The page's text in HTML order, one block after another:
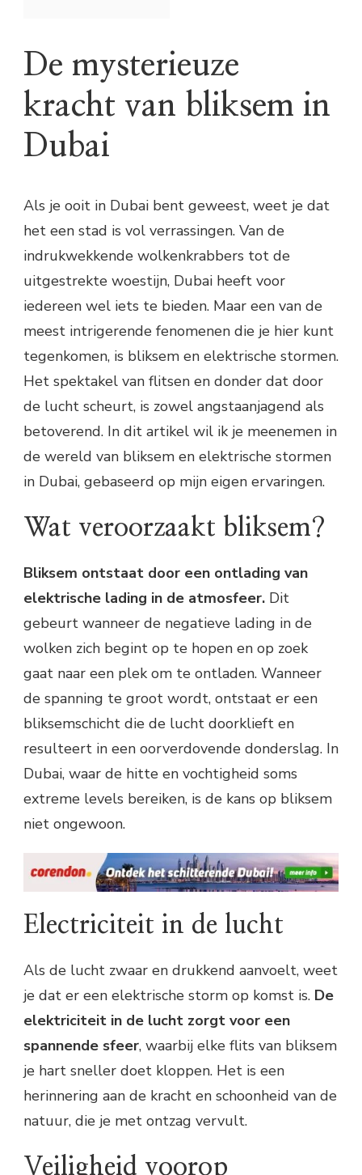
De mysterieuze
kracht van bliksem in
Dubai
Als je ooit in Dubai bent geweest, weet je dat
het een stad is vol verrassingen. Van de
indrukwekkende wolkenkrabbers tot de
uitgestrekte woestijn, Dubai heeft voor
iedereen wel iets te bieden. Maar een van de
meest intrigerende fenomenen die je hier kunt
tegenkomen, is bliksem en elektrische stormen.
Het spektakel van flitsen en donder dat door
de lucht scheurt, is zowel angstaanjagend als
betoverend. In dit artikel wil ik je meenemen in
de wereld van bliksem en elektrische stormen
in Dubai, gebaseerd op mijn eigen ervaringen.
Wat veroorzaakt bliksem?
Bliksem ontstaat door een ontlading van
elektrische lading in de atmosfeer. Dit
gebeurt wanneer de negatieve lading in de
wolken zich begint op te hopen en op zoek
gaat naar een plek om te ontladen. Wanneer
de spanning te groot wordt, ontstaat er een
bliksemschicht die de lucht doorklieft en
resulteert in een oorverdovende donderslag. In
Dubai, waar de hitte en vochtigheid soms
extreme levels bereiken, is de kans op bliksem
niet ongewoon.
Electriciteit in de lucht
Als de lucht zwaar en drukkend aanvoelt, weet
je dat er een elektrische storm op komst is. De
elektriciteit in de lucht zorgt voor een
spannende sfeer, waarbij elke flits van bliksem
je hart sneller doet kloppen. Het is een
herinnering aan de kracht en schoonheid van de
natuur, die je met ontzag vervult.
Veiligheid voorop